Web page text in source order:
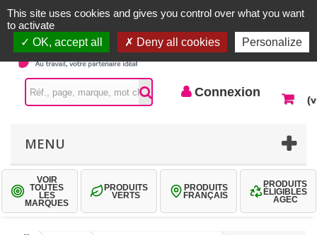
Contactez-nous
Connexion
MENU
VOIR
TOUTES
LES
MARQUES
PRODUITS
VERTS
PRODUITS
FRANÇAIS
PRODUITS
ÉLIGIBLES
AGEC
This site uses cookies and gives you control over what you want
to activate
OK, accept all
Deny all cookies Personalize